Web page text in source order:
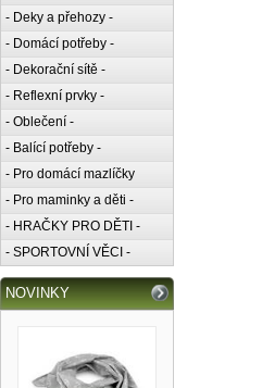
- Deky a přehozy -
- Domácí potřeby -
- Dekorační sítě -
- Reflexní prvky -
- Oblečení -
- Balící potřeby -
- Pro domácí mazlíčky
- Pro maminky a děti -
- HRAČKY PRO DĚTI -
- SPORTOVNÍ VĚCI -
NOVINKY